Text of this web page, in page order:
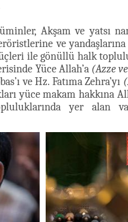
Akşam ve yatsı
ve
ile gönüllü halk
Yüce Allah’a (Azze
ve Hz. Fatıma Zehra’yı
yüce makam hakkına
yer alan